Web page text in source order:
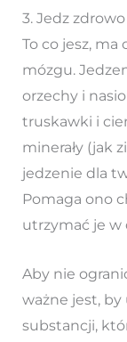
3. Jedz zdrowo
To co jesz,
mózgu.
orzechy i
truskawki i
minerały (jak
jedzenie dla
Pomaga ono
utrzymać je w
Aby nie
ważne jest,
substancji,